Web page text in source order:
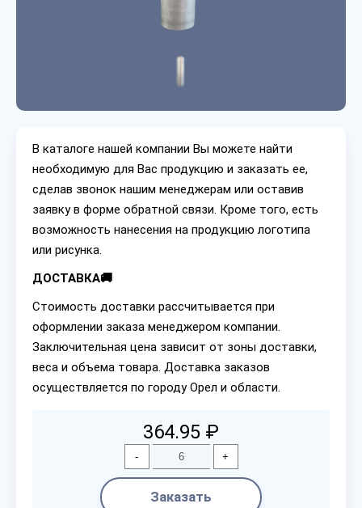
В каталоге нашей компании Вы можете найти
необходимую для Вас продукцию и заказать ее,
сделав звонок нашим менеджерам или оставив
заявку в форме обратной связи. Кроме того, есть
возможность нанесения на продукцию логотипа
или рисунка.
ДОСТАВКА🚚
Стоимость доставки рассчитывается при
оформлении заказа менеджером компании.
Заключительная цена зависит от зоны доставки,
веса и объема товара. Доставка заказов
осуществляется по городу Орел и области.
364.95 ₽
- +
Заказать